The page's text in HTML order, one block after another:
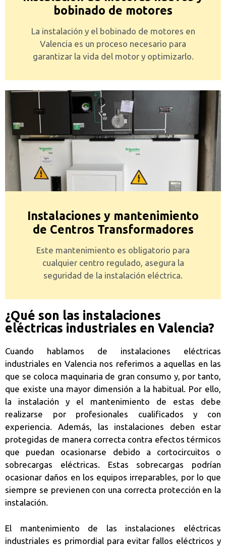
bobinado de motores
La instalación y el bobinado de motores en
Valencia es un proceso necesario para
garantizar la vida del motor y optimizarlo.
Instalaciones y mantenimiento
de Centros Transformadores
Este mantenimiento es obligatorio para
cualquier centro regulado, asegura la
seguridad de la instalación eléctrica.
¿Qué son las instalaciones
eléctricas industriales en Valencia?
Cuando hablamos de instalaciones eléctricas
industriales en Valencia nos referimos a aquellas en las
que se coloca maquinaria de gran consumo y, por tanto,
que existe una mayor dimensión a la habitual. Por ello,
la instalación y el mantenimiento de estas debe
realizarse por profesionales cualificados y con
experiencia. Además, las instalaciones deben estar
protegidas de manera correcta contra efectos térmicos
que puedan ocasionarse debido a cortocircuitos o
sobrecargas eléctricas. Estas sobrecargas podrían
ocasionar daños en los equipos irreparables, por lo que
siempre se previenen con una correcta protección en la
instalación.
El mantenimiento de las instalaciones eléctricas
industriales es primordial para evitar fallos eléctricos y